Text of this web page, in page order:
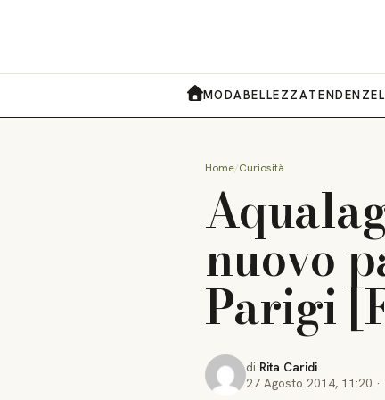
MODABELLEZZATENDENZE
Home Curiosità
nuovo
Parigi
di Rita Caridi
27 Agosto 2014, 11:20 ·